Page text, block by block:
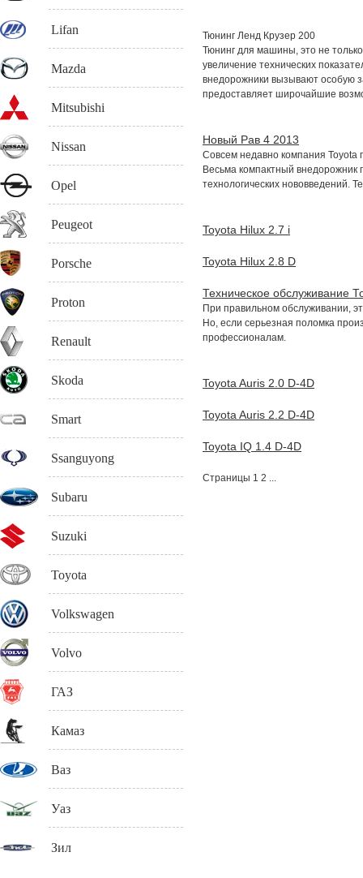
Тюнинг Ленд Крузер 200
Тюнинг для машины, это не
увеличение технических
внедорожники вызывают особую
предоставляет широчайшие
Новый Рав 4 2013
Совсем недавно компания
Весьма компактный
технологических нововведений.
Toyota Hilux 2.7 i
Toyota Hilux 2.8 D
Техническое обслуживание
При правильном обслуживании,
Но, если серьезная поломка
профессионалам.
Toyota Auris 2.0 D-4D
Toyota Auris 2.2 D-4D
Toyota IQ 1.4 D-4D
Страницы 1 2 ...
Lifan
Mazda
Mitsubishi
Nissan
Opel
Peugeot
Porsche
Proton
Renault
Skoda
Smart
Ssanguyong
Subaru
Suzuki
Toyota
Volkswagen
Volvo
ГАЗ
Камаз
Ваз
Уаз
Зил